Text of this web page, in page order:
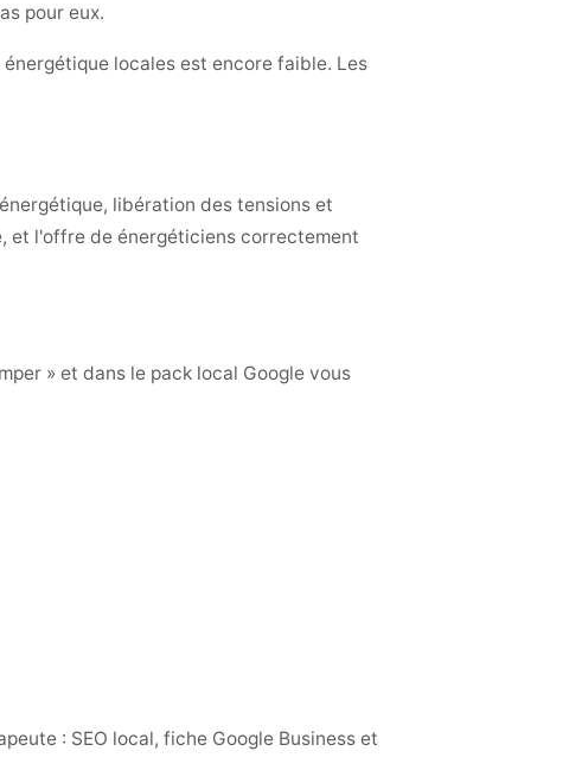
pour eux.
locales est encore faible. Les
libération des tensions et
et l'offre de énergéticiens correctement
» et dans le pack local Google vous
: SEO local, fiche Google Business et